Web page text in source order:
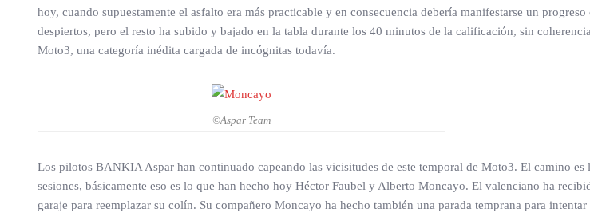
hoy, cuando supuestamente el asfalto era más practicable y en consecuencia debería manifestarse un
despiertos, pero el resto ha subido y bajado en la tabla durante los 40 minutos de la calificación, sin
Moto3, una categoría inédita cargada de incógnitas todavía.
©Aspar Team
Los pilotos BANKIA Aspar han continuado capeando las vicisitudes de este temporal de Moto3. El camino
sesiones, básicamente eso es lo que han hecho hoy Héctor Faubel y Alberto Moncayo. El valenciano ha
garaje para reemplazar su colín. Su compañero Moncayo ha hecho también una parada temprana para